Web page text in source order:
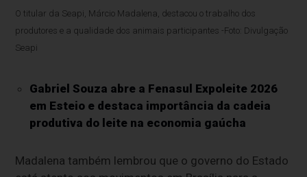
O titular da Seapi, Márcio Madalena, destacou o trabalho dos
produtores e a qualidade dos animais participantes -Foto: Divulgação
Seapi
Gabriel Souza abre a Fenasul Expoleite 2026
em Esteio e destaca importância da cadeia
produtiva do leite na economia gaúcha
Madalena também lembrou que o governo do Estado